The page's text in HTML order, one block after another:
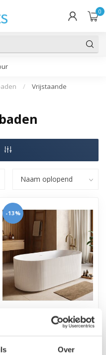
Over
0
/
Vrijstaande
-13%
Vrijstaand ligbad
Havana 170 x 80 x 58
Vrijstaand ligbad gemaakt